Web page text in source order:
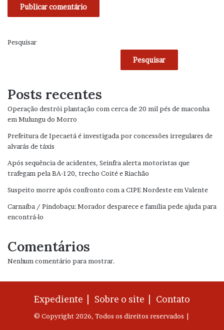
Pesquisar
Pesquisar
Posts recentes
Operação destrói plantação com cerca de 20 mil pés de maconha
em Mulungu do Morro
Prefeitura de Ipecaetá é investigada por concessões irregulares de
alvarás de táxis
Após sequência de acidentes, Seinfra alerta motoristas que
trafegam pela BA-120, trecho Coité e Riachão
Suspeito morre após confronto com a CIPE Nordeste em Valente
Carnaíba / Pindobaçu: Morador desparece e família pede ajuda para
encontrá-lo
Comentários
Nenhum comentário para mostrar.
Expediente | Sobre o site | Contato
© Copyright 2026, Todos os direitos reservados |